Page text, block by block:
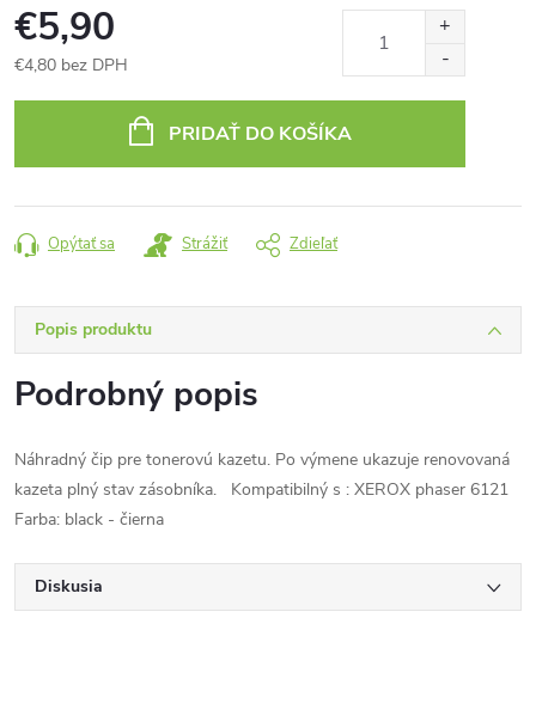
€5,90
€4,80 bez DPH
PRIDAŤ DO KOŠÍKA
Opýtať sa Strážiť Zdieľať
Popis produktu
Podrobný popis
Náhradný čip pre tonerovú kazetu. Po výmene ukazuje renovovaná
kazeta plný stav zásobníka. Kompatibilný s : XEROX phaser 6121
Farba: black - čierna
Diskusia